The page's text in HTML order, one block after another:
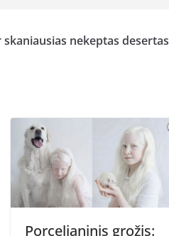
skaniausias nekeptas desertas
Porcelianinis grožis: